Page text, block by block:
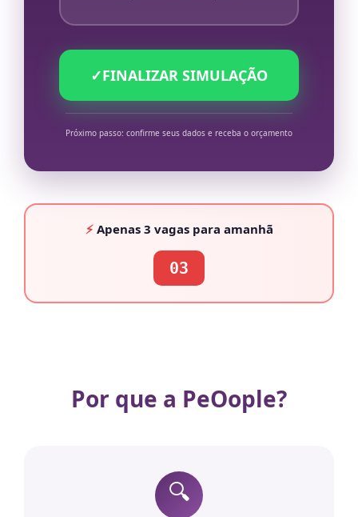
✓FINALIZAR SIMULAÇÃO
Próximo passo: confirme seus dados e receba o orçamento
⚡Apenas 3 vagaspara amanhã
03
Por que a PeOople?
🔍